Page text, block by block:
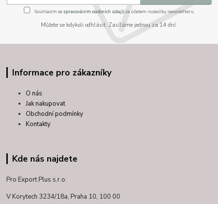
Souhlasím se zpracováním osobních údajůza účelem rozesílky newsletteru.
Můžete se kdykoli odhlásit. Zasíláme jednou za 14 dní.
Informace pro zákazníky
O nás
Jak nakupovat
Obchodní podmínky
Kontakty
Kde nás najdete
Pro Export Plus s.r.o.
V Korytech 3234/18a, Praha 10, 100 00